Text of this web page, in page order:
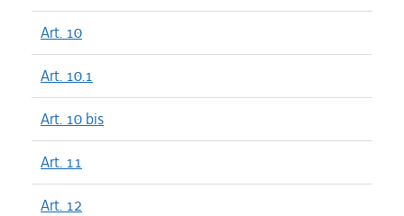
Art. 10
Art. 10.1
Art. 10 bis
Art. 11
Art. 12